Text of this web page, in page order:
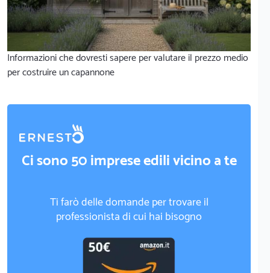
Informazioni che dovresti sapere per valutare il prezzo medio
per costruire un capannone
Ci sono 50 imprese edili vicino a te
Ti farò delle domande per trovare il
professionista di cui hai bisogno